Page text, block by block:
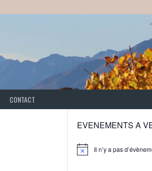
CONTACT
EVENEMENTS A
Notice Il n’y a pas